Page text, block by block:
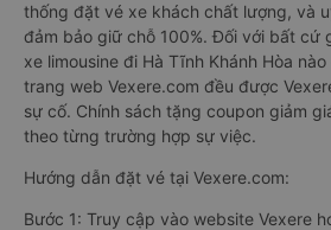
thống đặt vé xe khách chất lượng, và
đảm bảo giữ chỗ 100%. Đối với bất cứ
xe limousine đi Hà Tĩnh Khánh Hòa
trang web Vexere.com đều được
sự cố. Chính sách tặng coupon giảm
theo từng trường hợp sự việc.
Hướng dẫn đặt vé tại Vexere.com:
Bước 1: Truy cập vào website Vexere